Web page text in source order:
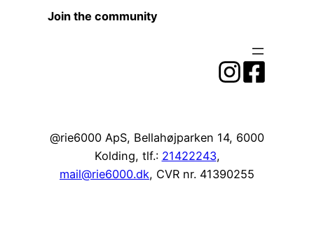
Join the community
@rie6000 ApS, Bellahøjparken 14, 6000
Kolding, tlf.: 21422243,
mail@rie6000.dk, CVR nr. 41390255